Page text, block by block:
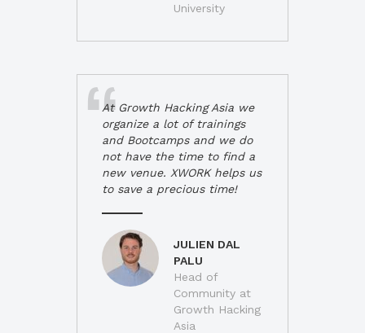
University
At Growth Hacking Asia we
organize a lot of trainings
and Bootcamps and we do
not have the time to find a
new venue. XWORK helps us
to save a precious time!
JULIEN DAL
PALU
Head of
Community at
Growth Hacking
Asia